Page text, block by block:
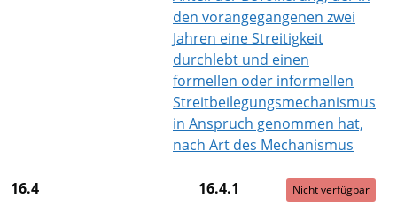
den vorangegangenen zwei
Jahren eine Streitigkeit
durchlebt und einen
formellen oder informellen
Streitbeilegungsmechanismus
in Anspruch genommen hat,
nach Art des Mechanismus
16.4 16.4.1 Nicht verfügbar